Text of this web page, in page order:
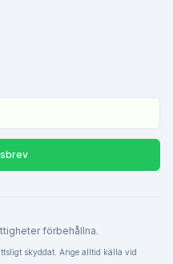
förbehållna.
skyddat. Ange alltid källa vid